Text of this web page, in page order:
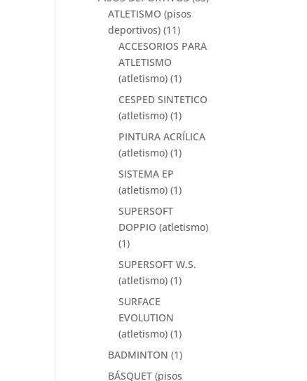
ATLETISMO (pisos
deportivos) (11)
ACCESORIOS PARA
ATLETISMO
(atletismo) (1)
CESPED SINTETICO
(atletismo) (1)
PINTURA ACRÍLICA
(atletismo) (1)
SISTEMA EP
(atletismo) (1)
SUPERSOFT
DOPPIO (atletismo)
(1)
SUPERSOFT W.S.
(atletismo) (1)
SURFACE
EVOLUTION
(atletismo) (1)
BADMINTON (1)
BÁSQUET (pisos